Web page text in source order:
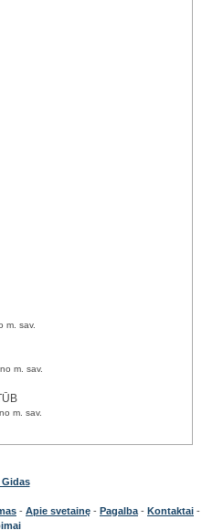
m. sav.
m. sav.
m. sav.
- Apie svetainę - Pagalba - Kontaktai -